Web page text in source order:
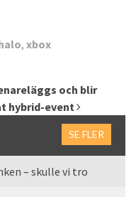
, xbox
och blir
hybrid-event
SE FLER
– skulle vi tro